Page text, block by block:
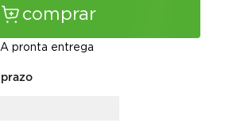
comprar
A pronta entrega